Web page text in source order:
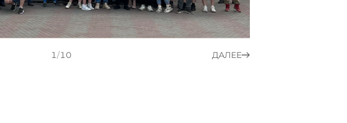
1/10 ДАЛЕЕ